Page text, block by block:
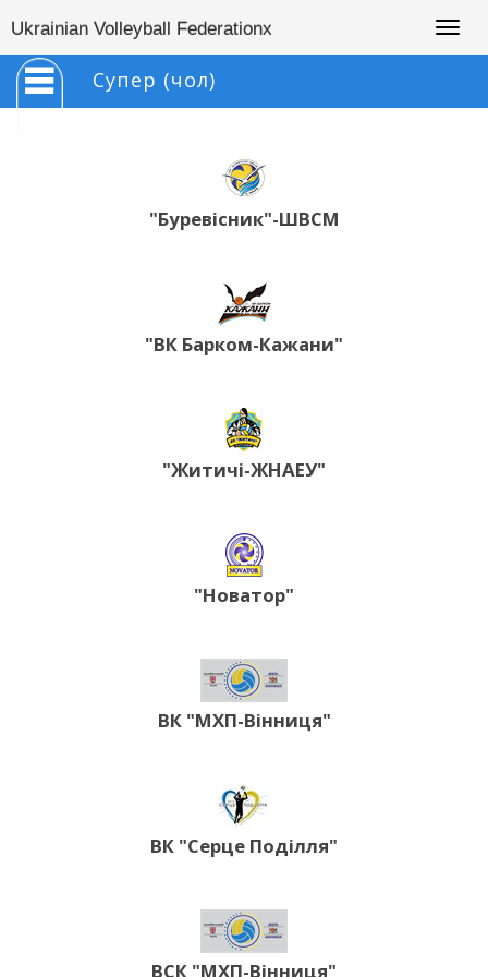
Ukrainian Volleyball Federationx
Супер (чол)
"Буревісник"-ШВСМ
"ВК Барком-Кажани"
"Житичі-ЖНАЕУ"
"Новатор"
ВК "МХП-Вінниця"
ВК "Серце Поділля"
ВСК "МХП-Вінниця"